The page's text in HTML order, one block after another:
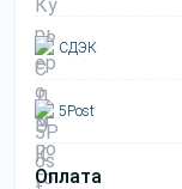
СДЭК
5Post
Оплата